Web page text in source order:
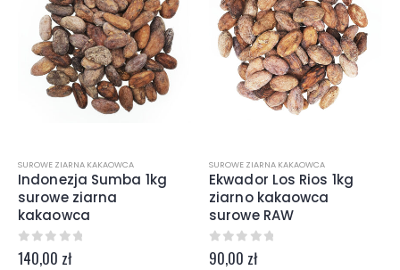
SUROWE ZIARNA KAKAOWCA
Indonezja Sumba 1kg
surowe ziarna
kakaowca
0z 5
140,00 zł
SUROWE ZIARNA KAKAOWCA
Ekwador Los Rios 1kg
ziarno kakaowca
surowe RAW
0z 5
90,00 zł